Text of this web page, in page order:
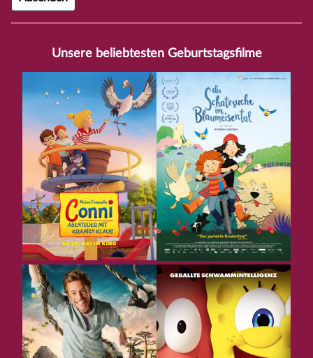
Unsere beliebtesten Geburtstagsfilme